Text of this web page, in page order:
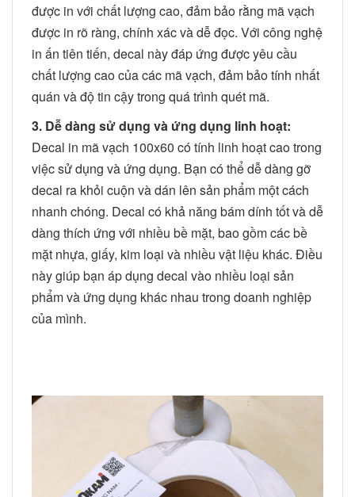
được in với chất lượng cao, đảm bảo rằng mã vạch
được in rõ ràng, chính xác và dễ đọc. Với công nghệ
in ấn tiên tiến, decal này đáp ứng được yêu cầu
chất lượng cao của các mã vạch, đảm bảo tính nhất
quán và độ tin cậy trong quá trình quét mã.
3. Dễ dàng sử dụng và ứng dụng linh hoạt:
Decal in mã vạch 100x60 có tính linh hoạt cao trong
việc sử dụng và ứng dụng. Bạn có thể dễ dàng gỡ
decal ra khỏi cuộn và dán lên sản phẩm một cách
nhanh chóng. Decal có khả năng bám dính tốt và dễ
dàng thích ứng với nhiều bề mặt, bao gồm các bề
mặt nhựa, giấy, kim loại và nhiều vật liệu khác. Điều
này giúp bạn áp dụng decal vào nhiều loại sản
phẩm và ứng dụng khác nhau trong doanh nghiệp
của mình.